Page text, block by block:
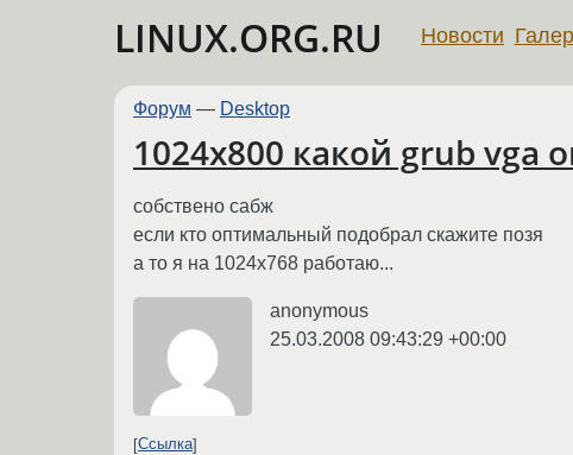
LINUX.ORG.RU Новости
Форум — Desktop
1024x800 какой grub vga
собствено сабж
если кто оптимальный подобрал скажите позя
а то я на 1024х768 работаю...
anonymous
25.03.2008 09:43:29 +00:00
Ссылка